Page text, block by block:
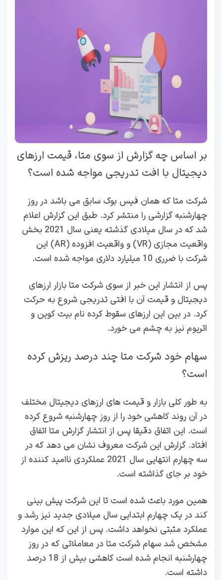
بر اساس چه گزارش از سوی متا، قیمت ارزهای
دیجیتال با افت تدریجی مواجه شده است؟
شرکت متا که همان فیس بوک سابق می باشد در روز
چهارشنبه گزارشی را منتشر کرد. طبق این گزارش اعلام
شد که در سال میلادی گذشته یعنی سال 2021 بخش
واقعیت مجازی (VR) و واقعیت افزوده (AR) این
شرکت با ضرری 10 میلیارد دلاری مواجه شده است.
پس از انتشار این خبر از سوی شرکت متا بازار ارزهای
دیجیتال و قیمت آن با افتی تدریجی شروع به حرکت
کرد. در بین این ارزهای سقوط کرده نام بیت کوین و
اتریوم نیز به چشم می خورد.
سهام خود شرکت متا چند درصد ریزش کرده
است؟
به طور کلی بازار و قیمت های ارزهای دیجیتال مختلف
در آن روند کاهشی خود را از روز چهارشنبه شروع کرده
است. این اتفاق دقیقا پس از انتشار گزارش متا اتفاق
افتاد. گزارش این شرکت معروف نشان می دهد که در
سه چهارم انتهایی سال 2021 عملکردی ناامید کننده از
خود بر جای گذاشته است.
همین مورد باعث شده است تا این شرکت پیش بینی
کند در یک چهارم ابتدایی سال میلادی جدید نیز رشد و
عملکرد مثبتی نخواهد داشت. پس از این که این موارد
مشخص شد سهام شرکت متا در معاملاتی که در روز
چهارشنبه انجام شده است کاهشی بیش از 18 درصد
داشته است.